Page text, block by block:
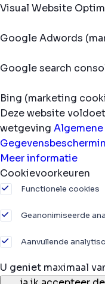
Visual Website
Google Adwords
Google search
Bing (marketing
Deze website
wetgeving
Meer informatie
Cookievoorkeuren
Functionele cookies
Geanonimiseerde
Aanvullende
U geniet maximaal